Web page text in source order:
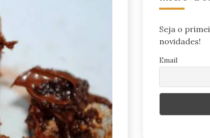
Seja o
novidades!
Email